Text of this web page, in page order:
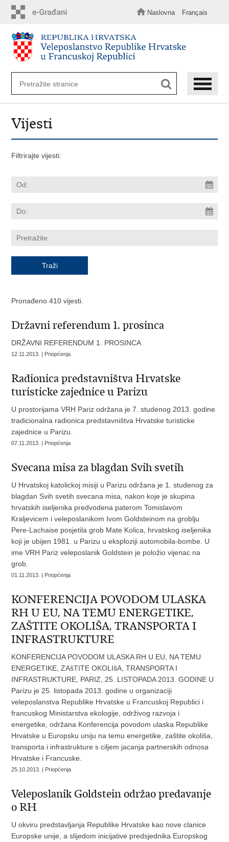
sadržaj
Naslovna Français
Vijesti
Filtrirajte vijesti:
Pronađeno 410 vijesti.
Državni referendum 1. prosinca
DRŽAVNI REFERENDUM 1. PROSINCA
12.11.2013. | Priopćenja
Radionica predstavništva Hrvatske
turisticke zajednice u Parizu
U prostorijama VRH Pariz održana je 7. studenog 2013. godine
tradicionalna radionica predstavništva Hrvatske turisticke
zajednice u Parizu.
07.11.2013. | Priopćenja
Svecana misa za blagdan Svih svetih
U Hrvatskoj katolickoj misiji u Parizu održana je 1. studenog za
blagdan Svih svetih svecana misa, nakon koje je skupina
hrvatskih iseljenika predvodena paterom Tomislavom
Kraljevicem i veleposlanikom Ivom Goldsteinom na groblju
Pere-Lachaise posjetila grob Mate Kolica, hrvatskog iseljenika
koji je ubijen 1981. u Parizu u eksploziji automobila-bombe. U
ime VRH Pariz veleposlanik Goldstein je položio vijenac na
grob.
01.11.2013. | Priopćenja
KONFERENCIJA POVODOM ULASKA
RH U EU, NA TEMU ENERGETIKE,
ZAŠTITE OKOLIŠA, TRANSPORTA I
INFRASTRUKTURE
KONFERENCIJA POVODOM ULASKA RH U EU, NA TEMU
ENERGETIKE, ZAšTITE OKOLIšA, TRANSPORTA I
INFRASTRUKTURE, PARIZ, 25. LISTOPADA 2013. GODINE U
Parizu je 25. listopada 2013. godine u organizaciji
veleposlanstva Republike Hrvatske u Francuskoj Republici i
francuskog Ministarstva ekologije, održivog razvoja i
energetike, održana Konferencija povodom ulaska Republike
Hrvatske u Europsku uniju na temu energetike, zaštite okoliša,
transporta i infrastrukture s ciljem jacanja partnerskih odnosa
Hrvatske i Francuske.
25.10.2013. | Priopćenja
Veleposlanik Goldstein održao predavanje
o RH
U okviru predstavljanja Republike Hrvatske kao nove clanice
Europske unije, a slijedom inicijative predsjednika Europskog